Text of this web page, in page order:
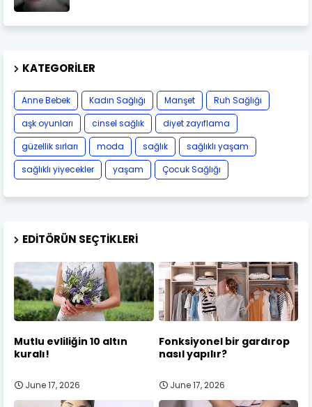
KATEGORILER
Anne Bebek Kadın Sağlığı Manşet
Ruh Sağlığı
aşk oyunları
cinsel sağlık
diyet zayıflama
güzellik sırları
moda sağlık
sağlıklı yaşam
sağlıklı yiyecekler
yaşam Çocuk Sağlığı
EDITÖRÜN SEÇTIKLERI
Mutlu evliliğin 10 altın
kuralı!
June 17, 2026
Fonksiyonel bir gardırop
nasıl yapılır?
June 17, 2026